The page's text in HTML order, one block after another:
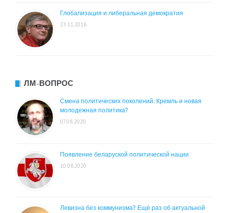
Глобализация и либеральная демократия
23.11.2018
ЛМ-ВОПРОС
Смена политических поколений. Кремль и новая
молодежная политика?
07.08.2020
Появление беларуской политической нации
10.08.2020
Левизна без коммунизма? Ещё раз об актуальной